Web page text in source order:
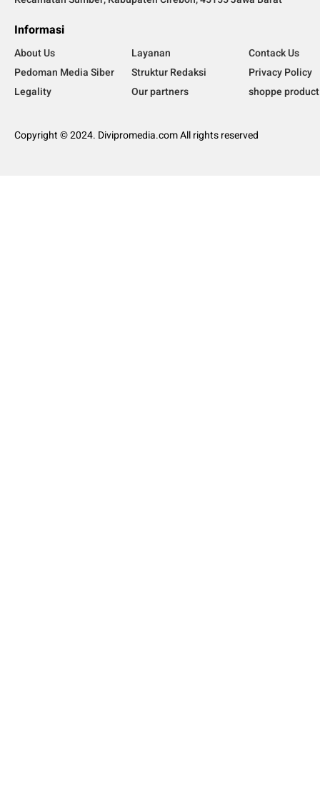
Informasi
About Us Layanan
Contack Us
Pedoman Media Siber
Struktur Redaksi
Privacy Policy
Legality
Our partners shoppe product
Copyright © 2024. Divipromedia.com All rights reserved